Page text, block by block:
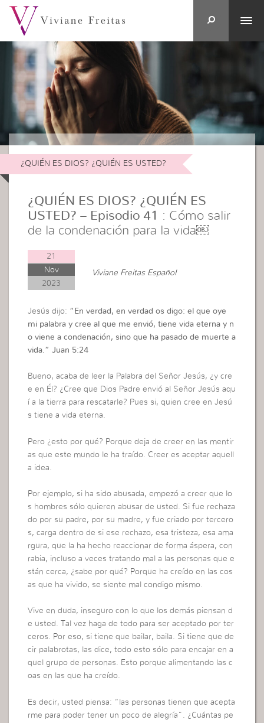
¿QUIÉN ES DIOS? ¿QUIÉN ES USTED?
¿QUIÉN ES DIOS? ¿QUIÉN ES
USTED? – Episodio 41 : Cómo salir
de la condenación para la vida￼
21
Nov
2023
Viviane Freitas Español
Jesús dijo: “ En verdad, en verdad os digo: el que oye
mi palabra y cree al que me envió, tiene vida eterna y n
o viene a condenación, sino que ha pasado de muerte a
vida.” Juan 5:24
Bueno, acaba de leer la Palabra del Señor Jesús, ¿y cre
e en Él? ¿Cree que Dios Padre envió al Señor Jesús aqu
í a la tierra para rescatarle? Pues si, quien cree en Jesú
s tiene a vida eterna.
Pero ¿esto por qué? Porque deja de creer en las mentir
as que este mundo le ha traído. Creer es aceptar aquell
a idea.
Por ejemplo, si ha sido abusada, empezó a creer que lo
s hombres sólo quieren abusar de usted. Si fue rechaza
do por su padre, por su madre, y fue criado por tercero
s, carga dentro de si ese rechazo, esa tristeza, esa ama
rgura, que la ha hecho reaccionar de forma áspera, con
rabia, incluso a veces tratando mal a las personas que e
stán cerca, ¿sabe por qué? Porque ha creído en las cos
as que ha vivido, se siente mal condigo mismo.
Vive en duda, inseguro con lo que los demás piensan d
e usted. Tal vez haga de todo para ser aceptado por ter
ceros. Por eso, si tiene que bailar, baila. Si tiene que de
cir palabrotas, las dice, todo esto sólo para encajar en a
quel grupo de personas. Esto porque alimentando las c
oas en las que ha creído.
Es decir, usted piensa: “las personas tienen que acepta
rme para poder tener un poco de alegría”. ¿Cuántas pe